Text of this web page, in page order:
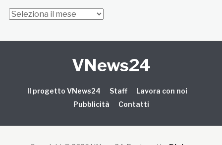
Archivi
VNews24
Il progetto VNews24 Staff
Lavora con noi
Pubblicità
Contatti